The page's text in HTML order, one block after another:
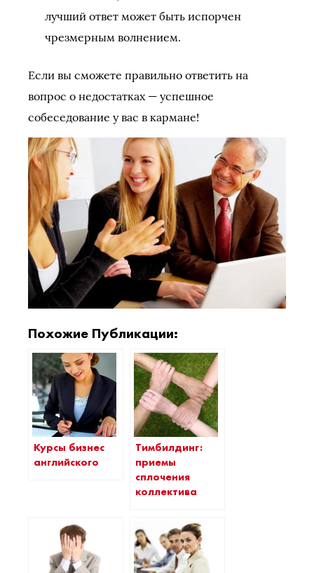
лучший ответ может быть испорчен
чрезмерным волнением.
Если вы сможете правильно ответить на
вопрос о недостатках — успешное
собеседование у вас в кармане!
Похожие Публикации:
Курсы бизнес
английского
Тимбилдинг:
приемы
сплочения
коллектива